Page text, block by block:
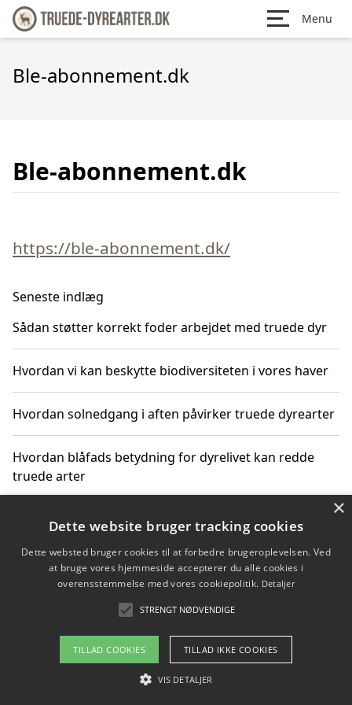
Menu
Ble-abonnement.dk
Ble-abonnement.dk
https://ble-abonnement.dk/
Seneste indlæg
Sådan støtter korrekt foder arbejdet med truede dyr
Hvordan vi kan beskytte biodiversiteten i vores haver
Hvordan solnedgang i aften påvirker truede dyrearter
Hvordan blåfads betydning for dyrelivet kan redde
truede arter
Hvordan kan gaver til unge voksne støtte bevarelsen
Copyright 2026 - Pilanto Aps
Om / kontakt
Blog Betingelser
×
Dette website bruger tracking cookies
Dette websted bruger cookies til at forbedre brugeroplevelsen. Ved
at bruge vores hjemmeside accepterer du alle cookies i
overensstemmelse med vores cookiepolitik. Detaljer
STRENGT NØDVENDIGE
TILLAD COOKIES TILLAD IKKE COOKIES
VIS DETALJER